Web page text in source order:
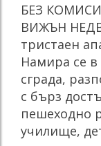
БЕЗ
ВИЖЪН
тристаен
Намира се
сграда,
с бърз
пешеходно
училище,